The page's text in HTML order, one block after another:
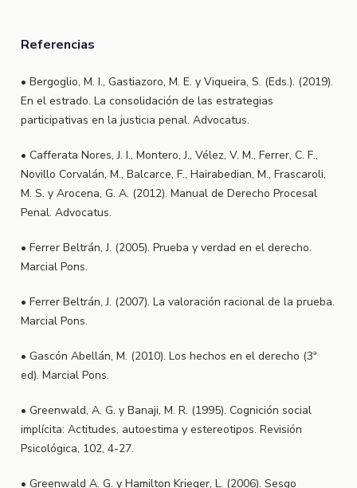
Referencias
• Bergoglio, M. I., Gastiazoro, M. E. y Viqueira, S. (Eds.). (2019).
En el estrado. La consolidación de las estrategias
participativas en la justicia penal. Advocatus.
• Cafferata Nores, J. I., Montero, J., Vélez, V. M., Ferrer, C. F.,
Novillo Corvalán, M., Balcarce, F., Hairabedian, M., Frascaroli,
M. S. y Arocena, G. A. (2012). Manual de Derecho Procesal
Penal. Advocatus.
• Ferrer Beltrán, J. (2005). Prueba y verdad en el derecho.
Marcial Pons.
• Ferrer Beltrán, J. (2007). La valoración racional de la prueba.
Marcial Pons.
• Gascón Abellán, M. (2010). Los hechos en el derecho (3ª
ed). Marcial Pons.
• Greenwald, A. G. y Banaji, M. R. (1995). Cognición social
implícita: Actitudes, autoestima y estereotipos. Revisión
Psicológica, 102, 4-27.
• Greenwald A. G. y Hamilton Krieger, L. (2006). Sesgo